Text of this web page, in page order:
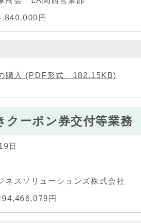
円
購入 (PDF形式、182.15KB)
クーポン券交付等業務
日
スソリューションズ株式会社
円